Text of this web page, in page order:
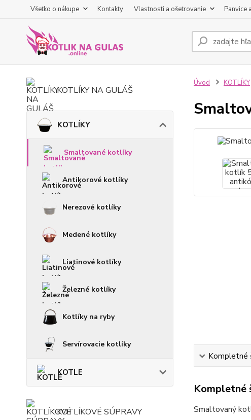
Všetko o nákupe Kontakty Vlastnosti a ošetrovanie Panvice
KOTLÍKY NA GULÁŠ
KOTLÍKY
Smaltované kotlíky
Antikorové kotlíky
Nerezové kotlíky
Medené kotlíky
Liatinové kotlíky
Železné kotlíky
Kotlíky na ryby
Servírovacie kotlíky
KOTLE
KOTLÍKOVÉ SÚPRAVY
Úvod KOTLÍKY
Kompletné
Kompletné
Smaltovaný